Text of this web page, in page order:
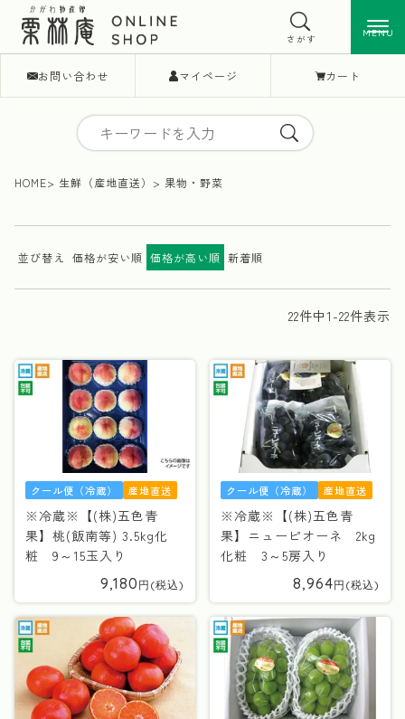
お問い合わせ マイページ カート
MENU
さがす MENU
HOME 生鮮（産地直送） 果物・野菜
並び替え 価格が安い順 価格が高い順 新着順
22件中1 -22件表示
クール便（冷蔵） 産地直送
※冷蔵※【(株)五色青
果】桃(飯南等) 3.5kg化
粧 9～15玉入り
9,180
クール便（冷蔵） 産地直送
※冷蔵※【(株)五色青
果】ニューピオーネ 2kg
化粧 3～5房入り
8,964